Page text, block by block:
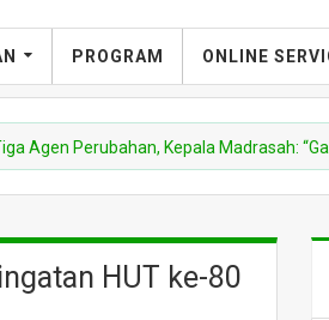
PROGRAM ONLINE
Perubahan, Kepala Madrasah: “Gas Pol”
HUT ke-80